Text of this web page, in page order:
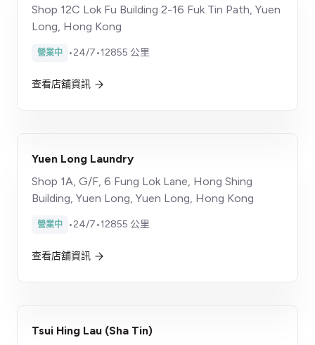
Shop 12C Lok Fu Building 2-16 Fuk Tin Path, Yuen
Long, Hong Kong
營業中 •24/7•12855 公里
查看店舖資訊
Yuen Long Laundry
Shop 1A, G/F, 6 Fung Lok Lane, Hong Shing
Building, Yuen Long, Yuen Long, Hong Kong
營業中 •24/7•12855 公里
查看店舖資訊
Tsui Hing Lau (Sha Tin)